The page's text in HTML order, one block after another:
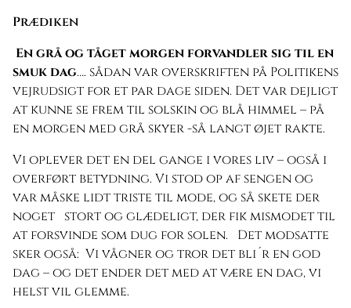
Prædiken
En grå og tåget morgen forvandler sig til en
smuk dag…. sådan var overskriften på Politikens
vejrudsigt for et par dage siden. Det var dejligt
at kunne se frem til solskin og blå himmel – på
en morgen med grå skyer -så langt øjet rakte.
Vi oplever det en del gange i vores liv – også i
overført betydning. Vi stod op af sengen og
var måske lidt triste til mode, og så skete der
noget stort og glædeligt, der fik mismodet til
at forsvinde som dug for solen. Det modsatte
sker også: Vi vågner og tror det bli´r en god
dag – og det ender det med at være en dag, vi
helst vil glemme.